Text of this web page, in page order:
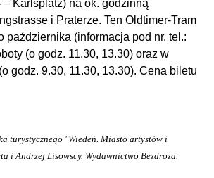
– Karlsplatz) na ok. godzinną
i Praterze. Ten Oldtimer-Tram
października (informacja pod nr. tel.:
(o godz. 11.30, 13.30) oraz w
godz. 9.30, 11.30, 13.30). Cena biletu
turystycznego "Wiedeń. Miasto artystów i
i Andrzej Lisowscy. Wydawnictwo Bezdroża.